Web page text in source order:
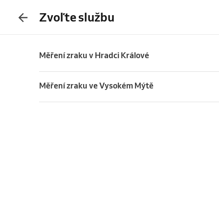
Zvoľte službu
Měření zraku v Hradci Králové
Měření zraku ve Vysokém Mýtě